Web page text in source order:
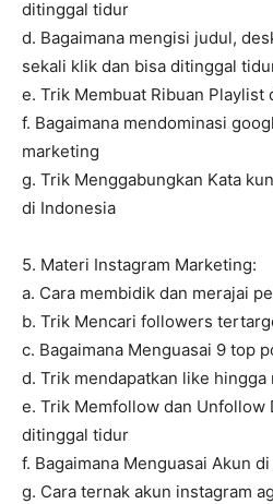
ditinggal tidur
d. Bagaimana mengisi judul,
sekali klik dan bisa ditinggal
e. Trik Membuat Ribuan Playlist
f. Bagaimana mendominasi
marketing
g. Trik Menggabungkan Kata
di Indonesia
5. Materi Instagram Marketing:
a. Cara membidik dan merajai
b. Trik Mencari followers
c. Bagaimana Menguasai 9 top
d. Trik mendapatkan like hingga
e. Trik Memfollow dan Unfollow
ditinggal tidur
f. Bagaimana Menguasai Akun
g. Cara ternak akun instagram